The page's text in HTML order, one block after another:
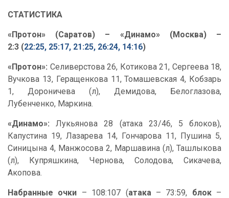
СТАТИСТИКА
«Протон» (Саратов) – «Динамо» (Москва) –
2:3 (22:25, 25:17, 21:25, 26:24, 14:16)
«Протон»: Селиверстова 26, Котикова 21, Сергеева 18,
Вучкова 13, Геращенкова 11, Томашевская 4, Кобзарь
1, Дороничева (л), Демидова, Белоглазова,
Лубенченко, Маркина.
«Динамо»: Лукьянова 28 (атака 23/46, 5 блоков),
Капустина 19, Лазарева 14, Гончарова 11, Пушина 5,
Синицына 4, Манжосова 2, Маршавина (л), Ташлыкова
(л), Купряшкина, Чернова, Солодова, Сикачева,
Акопова.
Набранные очки – 108:107 (атака– 73:59, блок–